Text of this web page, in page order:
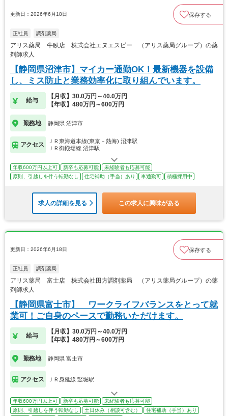
更新日：2026年6月18日 保存する
正社員 調剤薬局
アリス薬局 牛臥店 株式会社エヌエスピー （アリス薬局グループ）の薬
剤師求人
【静岡県沼津市】マイカー通勤OK！最新機器を設備
し、ミス防止と業務効率化に取り組んでいます。
給与
【月収】30.0万円～40.0万円
【年収】480万円～600万円
勤務地 静岡県 沼津市
アクセス
ＪＲ東海道本線(東京－熱海) 沼津駅
ＪＲ御殿場線 沼津駅
年収600万円以上可 新卒も応募可能
未経験者も応募可能
原則、引越しを伴う転勤なし
住宅補助（手当）あり 車通勤可 積極採用中
求人の詳細を見る この求人に興味がある
更新日：2026年6月18日 保存する
正社員 調剤薬局
アリス薬局 富士店 株式会社田方調剤薬局 （アリス薬局グループ）の薬
剤師求人
【静岡県富士市】 ワークライフバランスをとって就
業可！ご自身のペースで勤務いただけます。
給与
【月収】30.0万円～40.0万円
【年収】480万円～600万円
勤務地 静岡県 富士市
アクセス ＪＲ身延線 竪堀駅
年収600万円以上可 新卒も応募可能
未経験者も応募可能
原則、引越しを伴う転勤なし
土日休み（相談可含む）
住宅補助（手当）あり